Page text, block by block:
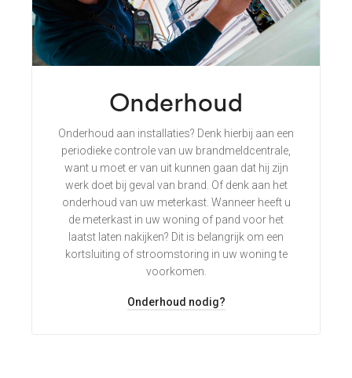
Onderhoud
Onderhoud aan installaties? Denk hierbij aan een
periodieke controle van uw brandmeldcentrale,
want u moet er van uit kunnen gaan dat hij zijn
werk doet bij geval van brand. Of denk aan het
onderhoud van uw meterkast. Wanneer heeft u
de meterkast in uw woning of pand voor het
laatst laten nakijken? Dit is belangrijk om een
kortsluiting of stroomstoring in uw woning te
voorkomen.
Onderhoud nodig?